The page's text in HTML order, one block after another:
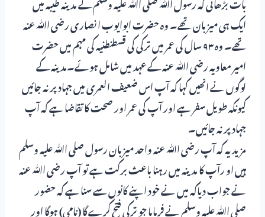
ایک ہی میزبان تھے۔ وہ حضرت ابوایوب انصاری رضی اﷲ عنہ
تھے۔ وہ ۹۳ سال کی عمر میں ترکی کی قسطنطنیہ کی مہم میں حضرت
امیر معاویہ رضی اﷲ عنہ کے عہد میں شامل ہوئے۔مدینہ کے
لوگوں نے انھیں کہا کہ آپ اس ضعیف العمری میں جہاد پر نہ جائیں
کیونکہ طویل سفر ہے اور آپ کی عمر اور صحت کا تقاضا ہے کہ آپ
جہاد پر نہ جائیں۔
مزید یہ کہ آپ رضی اﷲ عنہ واحد میزبان رسول صلی اﷲ علیہ وسلم
ہیں او رآپ کا مدینہ میں رہنا باعث برکت ہے تو آپ رضی اﷲ عنہ
نے جواب دیاکہ میں نے خود اپنے کانوں سے سنا ہے کہ حضور
صلی اﷲ علیہ وسلم نے فرمایا جو ترکی فتح کرے گا (نامی) ہوگا اور